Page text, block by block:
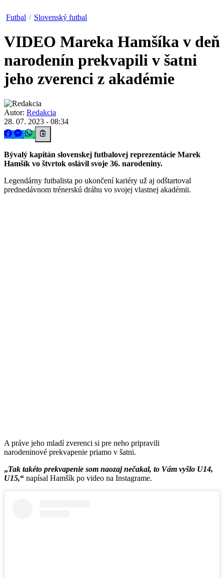
Futbal / Slovenský futbal
VIDEO Mareka Hamšíka v deň
narodenín prekvapili v šatni
jeho zverenci z akadémie
Autor: Redakcia
28. 07. 2023 - 08:34
Bývalý kapitán slovenskej futbalovej reprezentácie Marek
Hamšík vo štvrtok oslávil svoje 36. narodeniny.
Legendárny futbalista po ukončení kariéry už aj odštartoval
prednedávnom trénerskú dráhu vo svojej vlastnej akadémii.
A práve jeho mladí zverenci si pre neho pripravili
narodeninové prekvapenie priamo v šatni.
Tak takéto prekvapenie som naozaj nečakal, to Vám vyšlo U14,
U15,
napísal Hamšík po video na Instagrame.